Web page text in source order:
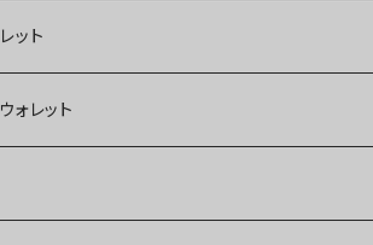
ット
ォレット